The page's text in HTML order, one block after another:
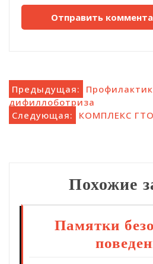
Навигация
по
Предыдущая:
дифиллоботриза
Следующая:
КОМПЛЕКС ГТО
Похожие
Памятки